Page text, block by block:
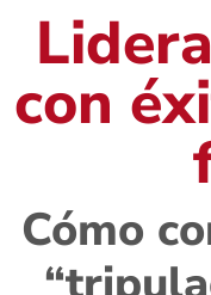
con
Cómo